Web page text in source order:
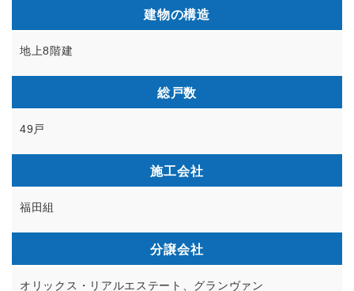
建物の構造
地上8階建
総戸数
49戸
施工会社
福田組
分譲会社
オリックス・リアルエステート、グランヴァン